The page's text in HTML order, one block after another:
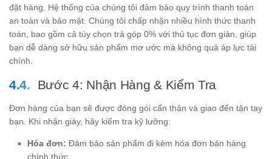
đặt hàng. Hệ thống của chúng tôi đảm bảo quy trình thanh toán
an toàn và bảo mật. Chúng tôi chấp nhận nhiều hình thức thanh
toán, bao gồm cả tùy chọn trả góp 0% với thủ tục đơn giản, giúp
bạn dễ dàng sở hữu sản phẩm mơ ước mà không quá áp lực tài
chính.
Bước 4: Nhận Hàng & Kiểm Tra
Đơn hàng của bạn sẽ được đóng gói cẩn thận và giao đến tận tay
bạn. Khi nhận giày, hãy kiểm tra kỹ lưỡng:
Hóa đơn: Đảm bảo sản phẩm đi kèm hóa đơn bán hàng
chính thức.